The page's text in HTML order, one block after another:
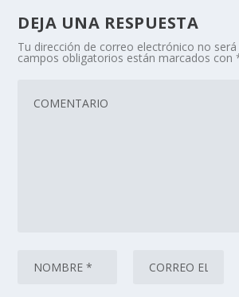
DEJA UNA RESPUESTA
Tu dirección de correo electrónico no será
campos obligatorios están marcados con